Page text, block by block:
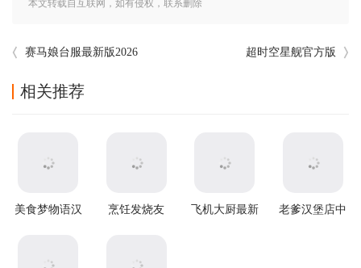
本文转载自互联网，如有侵权，联系删除
赛马娘台服最新版2026 超时空星舰官方版
相关推荐
美食梦物语汉
烹饪发烧友
飞机大厨最新
老爹汉堡店中